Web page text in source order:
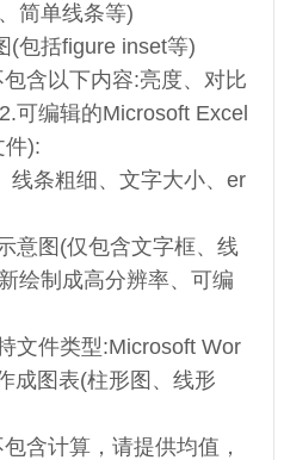
简单线条等)
(包括figure inset等)
含以下内容:亮度、对比
可编辑的Microsoft Excel
件):
线条粗细、文字大小、er
意图(仅包含文字框、线
绘制成高分辨率、可编
文件类型:Microsoft Wor
成图表(柱形图、线形
含计算，请提供均值，